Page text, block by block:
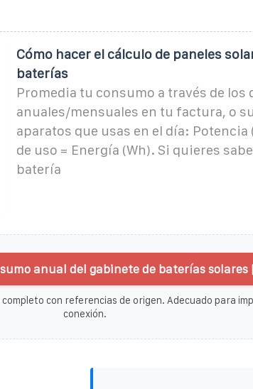
Cómo hacer el cálculo de paneles
baterías
Promedia tu consumo a través de los
anuales/mensuales en tu factura, o
aparatos que usas en el día: Potencia
de uso = Energía (Wh). Si quieres
batería
anual del gabinete de baterías solares
con referencias de origen. Adecuado para
conexión.